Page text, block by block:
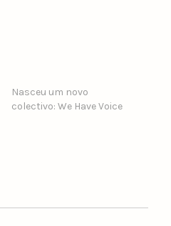
Nasceu um novo
colectivo: We Have Voice